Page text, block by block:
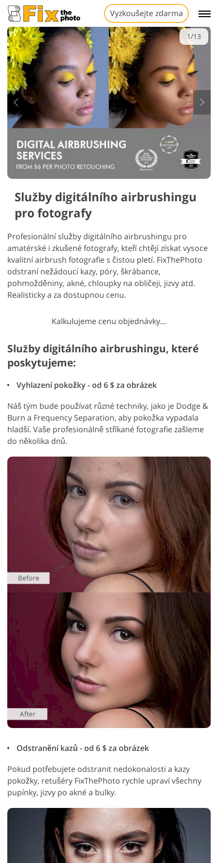
Vyzkoušejte zdarma
1/13
Služby digitálního airbrushingu
pro fotografy
Profesionální služby digitálního airbrushingu pro
amatérské i zkušené fotografy, kteří chtějí získat vysoce
kvalitní airbrush fotografie s čistou pletí. FixThePhoto
odstraní nežádoucí kazy, póry, škrábance,
pohmožděniny, akné, chloupky na obličeji, jizvy atd.
Realisticky a za dostupnou cenu.
Kalkulujeme cenu objednávky…
Služby digitálního airbrushingu, které
poskytujeme:
Vyhlazení pokožky - od 6 $ za obrázek
Náš tým bude používat různé techniky, jako je Dodge &
Burn a Frequency Separation, aby pokožka vypadala
hladší. Vaše profesionálně stříkané fotografie zašleme
do několika dnů.
Odstranění kazů - od 6 $ za obrázek
Pokud potřebujete odstranit nedokonalosti a kazy
pokožky, retušéry FixThePhoto rychle upraví všechny
pupínky, jizvy po akné a bulky.